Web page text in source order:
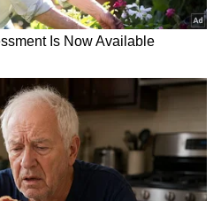
ಭರ್ಜರಿ ₹13,000
ಬೆಸ್ಟ್
ಎನ್-6 ದೈತ್ಯ
ಹೈ ಫೀಚರ್ಸ್